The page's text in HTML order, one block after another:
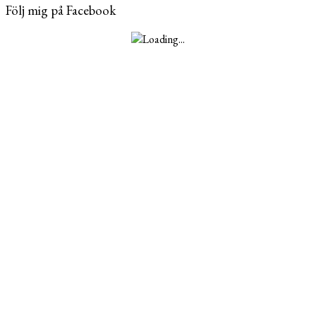
Följ mig på Facebook